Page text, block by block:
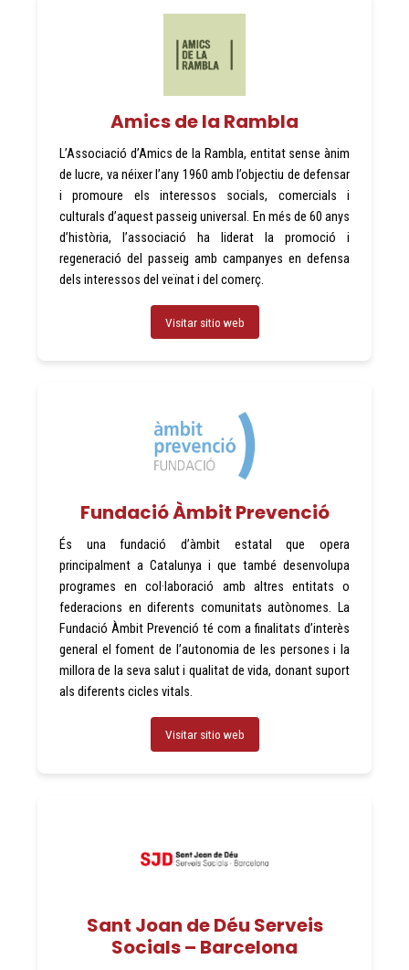
Amics de la Rambla
L’Associació d’Amics de la Rambla, entitat sense ànim
de lucre, va néixer l’any 1960 amb l’objectiu de defensar
i promoure els interessos socials, comercials i
culturals d’aquest passeig universal. En més de 60 anys
d’història, l’associació ha liderat la promoció i
regeneració del passeig amb campanyes en defensa
dels interessos del veïnat i del comerç.
Visitar sitio web
Fundació Àmbit Prevenció
És una fundació d’àmbit estatal que opera
principalment a Catalunya i que també desenvolupa
programes en col·laboració amb altres entitats o
federacions en diferents comunitats autònomes. La
Fundació Àmbit Prevenció té com a finalitats d’interès
general el foment de l’autonomia de les persones i la
millora de la seva salut i qualitat de vida, donant suport
als diferents cicles vitals.
Visitar sitio web
Sant Joan de Déu Serveis
Socials – Barcelona